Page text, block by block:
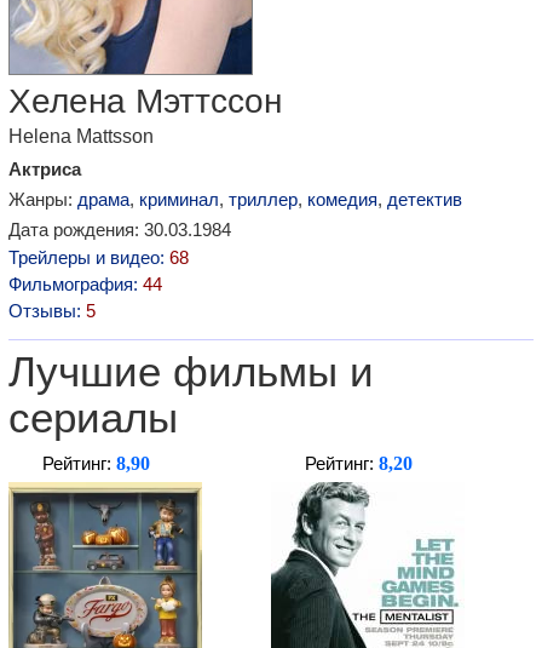
Хелена Мэттссон
Helena Mattsson
Актриса
Жанры: драма, криминал, триллер, комедия, детектив
Дата рождения: 30.03.1984
Трейлеры и видео: 68
Фильмография: 44
Отзывы: 5
Лучшие фильмы и
сериалы
Рейтинг: 8,90 Рейтинг: 8,20